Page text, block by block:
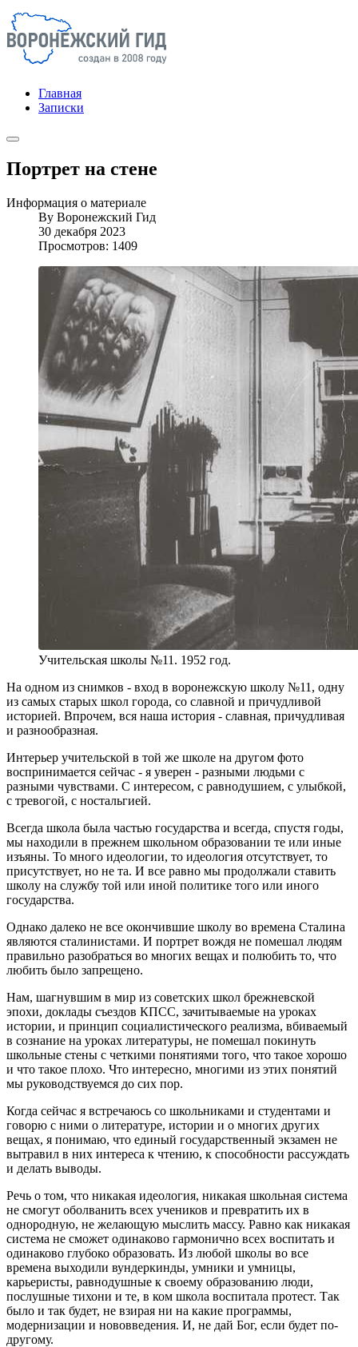
Главная
Записки
Портрет на стене
Информация о материале
By Воронежский Гид
30 декабря 2023
Просмотров: 1409
Учительская школы №11. 1952 год.
На одном из снимков - вход в воронежскую школу №11, одну
из самых старых школ города, со славной и причудливой
историей. Впрочем, вся наша история - славная, причудливая
и разнообразная.
Интерьер учительской в той же школе на другом фото
воспринимается сейчас - я уверен - разными людьми с
разными чувствами. С интересом, с равнодушием, с улыбкой,
с тревогой, с ностальгией.
Всегда школа была частью государства и всегда, спустя годы,
мы находили в прежнем школьном образовании те или иные
изъяны. То много идеологии, то идеология отсутствует, то
присутствует, но не та. И все равно мы продолжали ставить
школу на службу той или иной политике того или иного
государства.
Однако далеко не все окончившие школу во времена Сталина
являются сталинистами. И портрет вождя не помешал людям
правильно разобраться во многих вещах и полюбить то, что
любить было запрещено.
Нам, шагнувшим в мир из советских школ брежневской
эпохи, доклады съездов КПСС, зачитываемые на уроках
истории, и принцип социалистического реализма, вбиваемый
в сознание на уроках литературы, не помешал покинуть
школьные стены с четкими понятиями того, что такое хорошо
и что такое плохо. Что интересно, многими из этих понятий
мы руководствуемся до сих пор.
Когда сейчас я встречаюсь со школьниками и студентами и
говорю с ними о литературе, истории и о многих других
вещах, я понимаю, что единый государственный экзамен не
вытравил в них интереса к чтению, к способности рассуждать
и делать выводы.
Речь о том, что никакая идеология, никакая школьная система
не смогут оболванить всех учеников и превратить их в
однородную, не желающую мыслить массу. Равно как никакая
система не сможет одинаково гармонично всех воспитать и
одинаково глубоко образовать. Из любой школы во все
времена выходили вундеркинды, умники и умницы,
карьеристы, равнодушные к своему образованию люди,
послушные тихони и те, в ком школа воспитала протест. Так
было и так будет, не взирая ни на какие программы,
модернизации и нововведения. И, не дай Бог, если будет по-
другому.